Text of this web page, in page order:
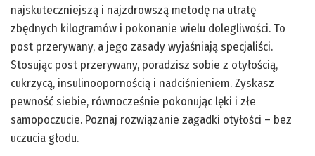
najskuteczniejszą i najzdrowszą metodę na utratę
zbędnych kilogramów i pokonanie wielu dolegliwości. To
post przerywany, a jego zasady wyjaśniają specjaliści.
Stosując post przerywany, poradzisz sobie z otyłością,
cukrzycą, insulinoopornością i nadciśnieniem. Zyskasz
pewność siebie, równocześnie pokonując lęki i złe
samopoczucie. Poznaj rozwiązanie zagadki otyłości – bez
uczucia głodu.